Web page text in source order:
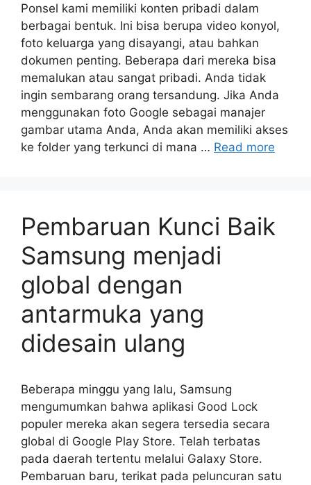
Ponsel kami memiliki konten pribadi dalam
berbagai bentuk. Ini bisa berupa video konyol,
foto keluarga yang disayangi, atau bahkan
dokumen penting. Beberapa dari mereka bisa
memalukan atau sangat pribadi. Anda tidak
ingin sembarang orang tersandung. Jika Anda
menggunakan foto Google sebagai manajer
gambar utama Anda, Anda akan memiliki akses
ke folder yang terkunci di mana … Read more
Pembaruan Kunci Baik
Samsung menjadi
global dengan
antarmuka yang
didesain ulang
Beberapa minggu yang lalu, Samsung
mengumumkan bahwa aplikasi Good Lock
populer mereka akan segera tersedia secara
global di Google Play Store. Telah terbatas
pada daerah tertentu melalui Galaxy Store.
Pembaruan baru, terikat pada peluncuran satu